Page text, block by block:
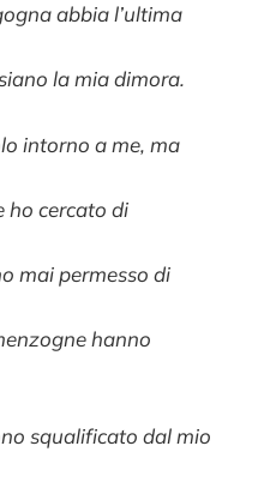
abbia l’ultima
la mia dimora.
intorno a me, ma
ho cercato di
mai permesso di
hanno
squalificato dal mio